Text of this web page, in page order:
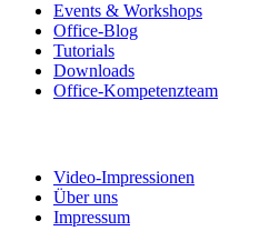
Events & Workshops
Office-Blog
Tutorials
Downloads
Office-Kompetenzteam
Video-Impressionen
Über uns
Impressum